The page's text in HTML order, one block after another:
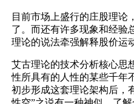
目前市场上盛行的庄股理论
了。而还有许多现象和经验
理论的说法牵强解释股价运
艾古理论的技术分析核心思
性所具有的人性的某些千年
初步形成这套理论架构后，